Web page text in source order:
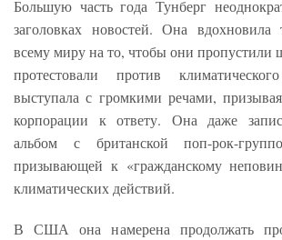
Большую часть года Тунберг
заголовках новостей. Она
всему миру на то, чтобы они пропустили
протестовали против
выступала с громкими речами,
корпорации к ответу. Она даже
альбом с британской поп-рок-
призывающей к «гражданскому
климатических действий.
В США она намерена продолжать